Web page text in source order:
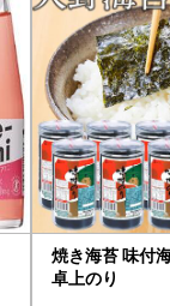
焼き海苔 味付
卓上のり